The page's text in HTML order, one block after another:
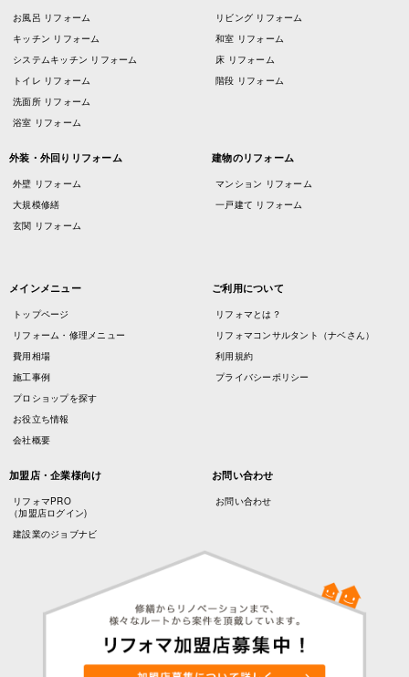
お風呂 リフォーム
キッチン リフォーム
システムキッチン リフォーム
トイレ リフォーム
洗面所 リフォーム
浴室 リフォーム
リビング リフォーム
和室 リフォーム
床 リフォーム
階段 リフォーム
外装・外回りリフォーム
外壁 リフォーム
大規模修繕
玄関 リフォーム
建物のリフォーム
マンション リフォーム
一戸建て リフォーム
メインメニュー
トップページ
リフォーム・修理メニュー
費用相場
施工事例
プロショップを探す
お役立ち情報
会社概要
ご利用について
リフォマとは？
リフォマコンサルタント（ナベさん）
利用規約
プライバシーポリシー
加盟店・企業様向け
リフォマPRO
（加盟店ログイン)
建設業のジョブナビ
お問い合わせ
お問い合わせ